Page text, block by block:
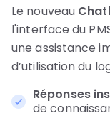
Le nouveau
l'interface du
une assistance
d’utilisation du
Réponses
de